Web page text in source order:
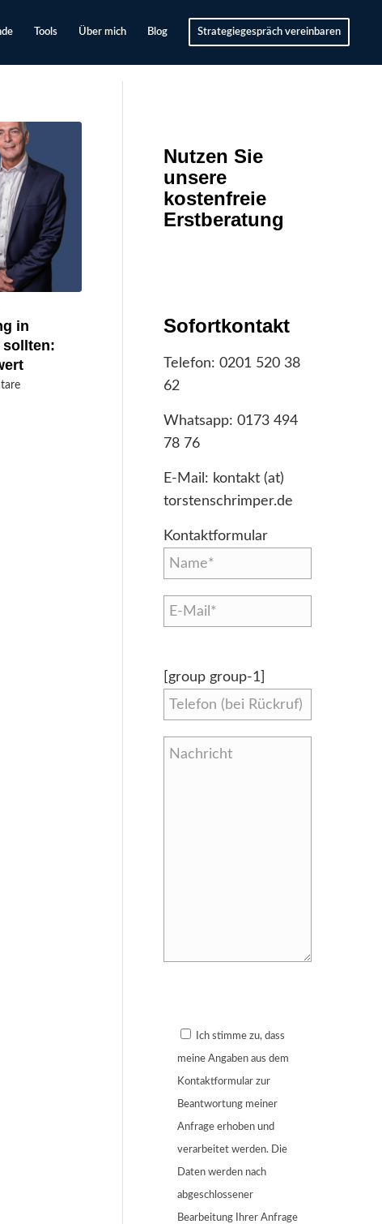
Tools Über mich Blog Strategiegespräch vereinbaren
in
sollten:
Nutzen Sie
unsere
kostenfreie
Erstberatung
Sofortkontakt
Telefon: 0201 520 38
62
Whatsapp: 0173 494
78 76
E-Mail: kontakt (at)
torstenschrimper.de
Kontaktformular
[group group-1]
Ich stimme zu, dass
meine Angaben aus dem
Kontaktformular zur
Beantwortung meiner
Anfrage erhoben und
verarbeitet werden. Die
Daten werden nach
abgeschlossener
Bearbeitung Ihrer Anfrage